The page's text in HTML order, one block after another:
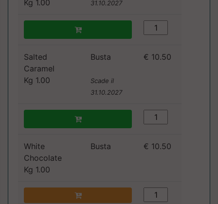
Kg 1.00 31.10.2027
Salted
Caramel
Kg 1.00
Busta
Scade il
31.10.2027
€ 10.50
White
Chocolate
Kg 1.00
Busta € 10.50